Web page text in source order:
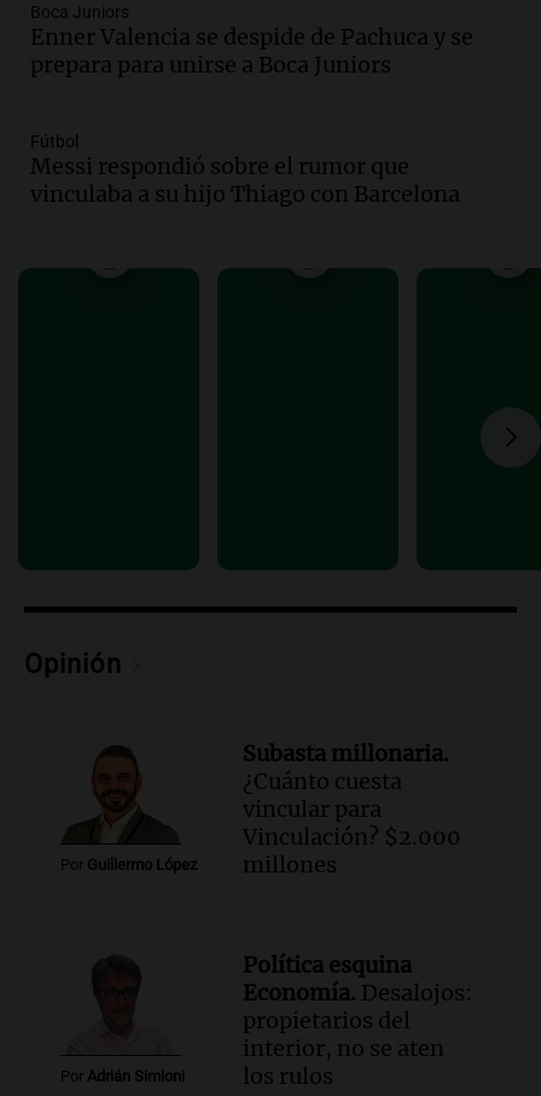
Audio.
Preparativos finales para la gran
exposición en la sociedad rural de
Bulaya este sábado
Episodios
Audio.Denuncias por represión en el
Congreso y evacuación por derrame de
Episodios
Boca Juniors
Enner Valencia se despide de Pachuca y se
prepara para unirse a Boca Juniors
Fútbol
Messi respondió sobre el rumor que
vinculaba a su hijo Thiago con Barcelona
Opinión
Por Guillermo López
Subasta millonaria.
¿Cuánto cuesta
vincular para
Vinculación? $2.000
millones
Por Adrián Simioni
Política esquina
Economía. Desalojos:
propietarios del
interior, no se aten
los rulos